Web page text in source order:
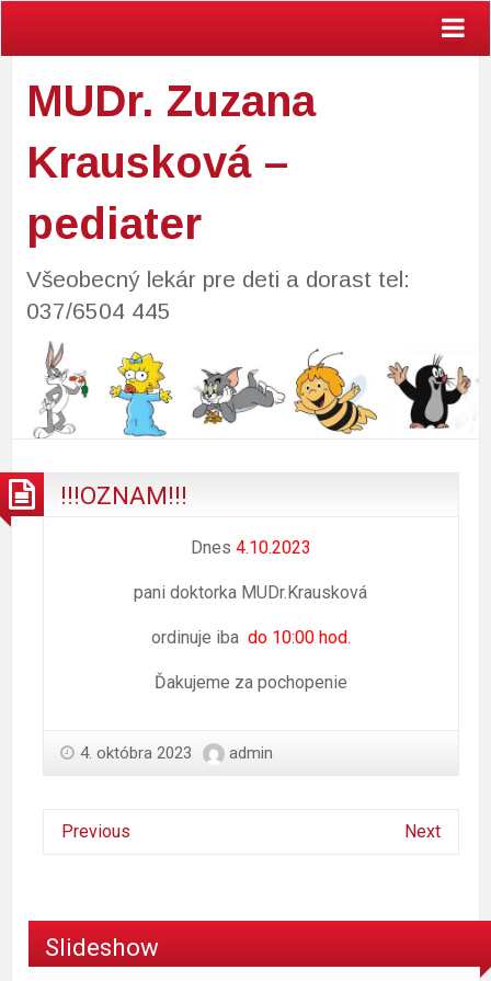
MUDr. Zuzana
Krausková –
pediater
Všeobecný lekár pre deti a dorast tel:
037/6504 445
!!!OZNAM!!!
Dnes 4.10.2023
pani doktorka MUDr.Krausková
ordinuje iba do 10:00 hod.
Ďakujeme za pochopenie
4. októbra 2023 admin
Previous Next
Slideshow